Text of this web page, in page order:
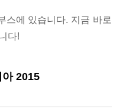
스에 있습니다. 지금 바로
다!
2015